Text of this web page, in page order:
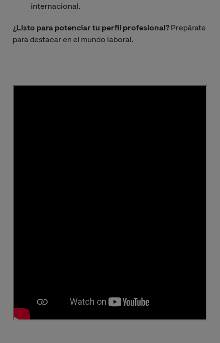
internacional.
¿Listo para potenciar tu perfil profesional? Prepárate
para destacar en el mundo laboral.